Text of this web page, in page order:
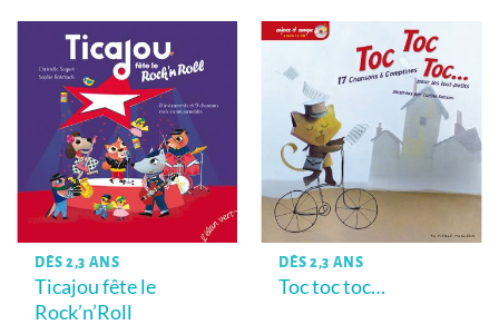
DÈS 2,3 ANS
Ticajou fête le
Rock’n’Roll
DÈS 2,3 ANS
Toc toc toc…